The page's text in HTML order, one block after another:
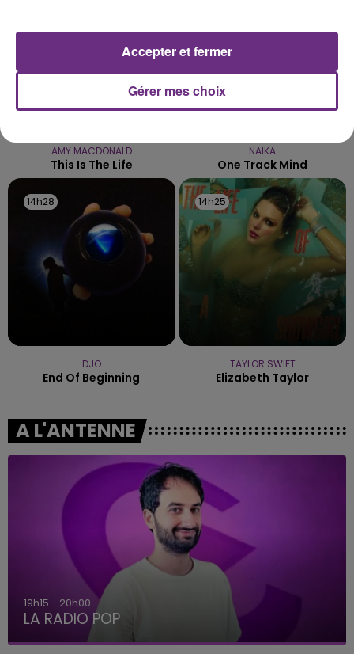
AMY MACDONALD
This Is The Life
NAÏKA
One Track Mind
14h28
14h28
DJO
End Of Beginning
14h25
14h25
TAYLOR SWIFT
Elizabeth Taylor
A L'ANTENNE
19h15 - 20h00
LA RADIO POP
Gérer mes choix
Accepter et fermer